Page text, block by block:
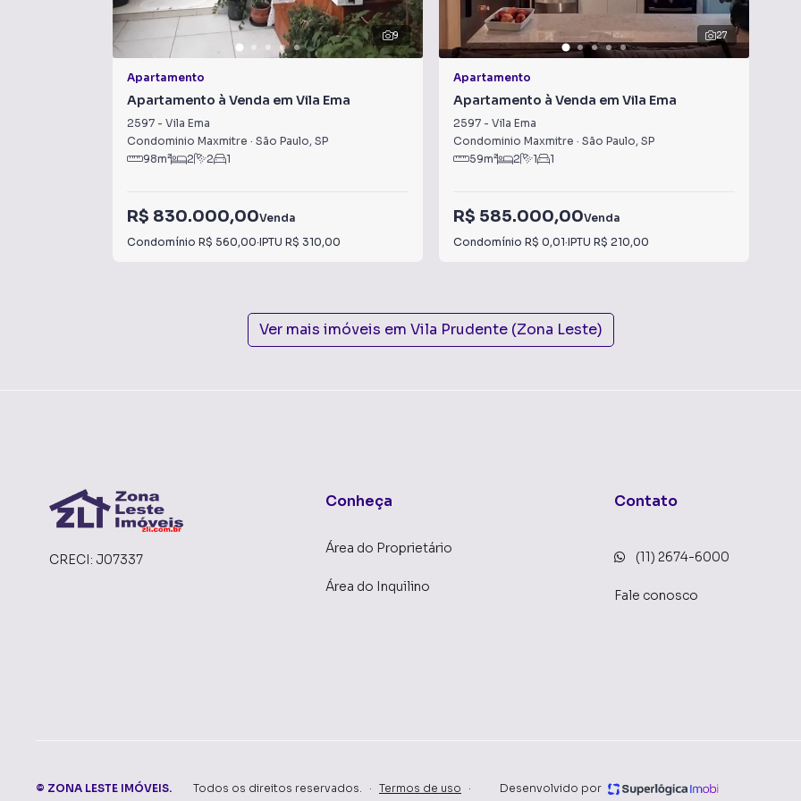
9
Apartamento
Apartamento à Venda em Vila Ema
2597 - Vila Ema
Condominio Maxmitre · São Paulo, SP
98m² 2 2 1
R$ 830.000,00Venda
Condomínio R$ 560,00·IPTU R$ 310,00
27
Apartamento
Apartamento à Venda em Vila Ema
2597 - Vila Ema
Condominio Maxmitre · São Paulo, SP
59m² 2 1 1
R$ 585.000,00Venda
Condomínio R$ 0,01·IPTU R$ 210,00
Ver mais imóveis em Vila Prudente (Zona Leste)
CRECI: J07337
Conheça
Área do Proprietário
Área do Inquilino
Contato
(11) 2674-6000
Fale conosco
© ZONA LESTE IMÓVEIS. Todos os direitos reservados. · Termos de uso · Desenvolvido por